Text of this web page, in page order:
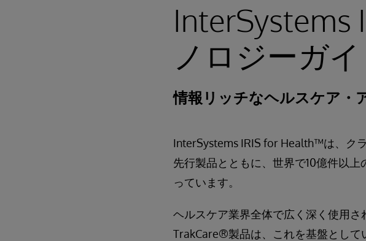
InterSystems
ノロジーガイ
情報リッチなヘルスケア・
InterSystems IRIS for Health™は、ク
先行製品とともに、世界で10億件以
っています。
ヘルスケア業界全体で広く深く使用
TrakCare®製品は、これを基盤として